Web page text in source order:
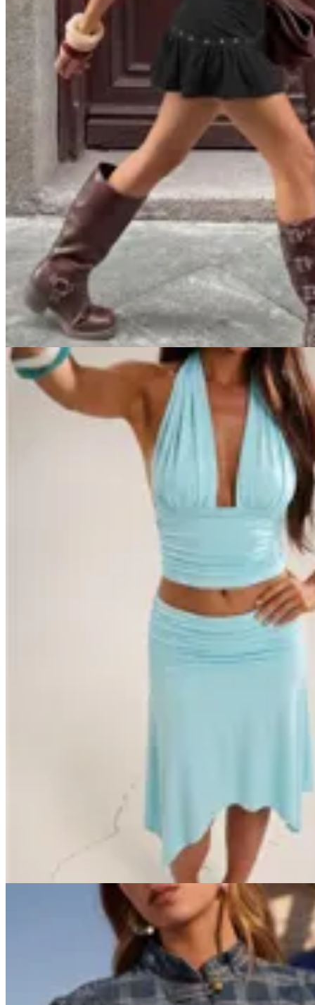
Handbag
Pollera Girl
$ 2.000